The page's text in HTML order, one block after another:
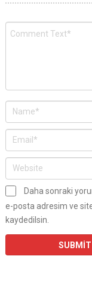
Daha sonraki
e-posta adresim ve
kaydedilsin.